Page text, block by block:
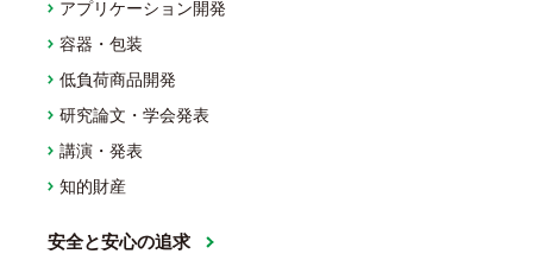
アプリケーション開発
容器・包装
低負荷商品開発
研究論文・学会発表
講演・発表
知的財産
安全と安心の追求